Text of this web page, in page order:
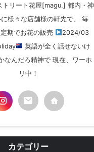
トリート花屋[magu.] 都内・神
様々な店舗様の軒先で、 毎
期でお花の販売
2024/03
英語が全く話せないけ
なんだろ精神で 現在、ワーホ
リ中！
カテゴリー